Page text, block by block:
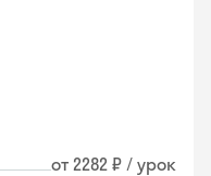
от 2282 ₽ / урок